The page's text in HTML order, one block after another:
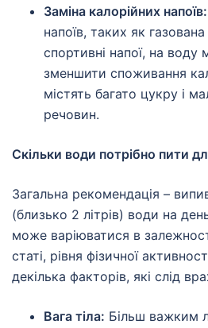
Заміна калорійних напоїв:
напоїв, таких як
спортивні напої, на воду
зменшити споживання
містять багато цукру і
речовин.
Скільки води потрібно пити
Загальна рекомендація –
(близько 2 літрів) води на
може варіюватися в
статі, рівня фізичної
декілька факторів, які слід
Вага тіла: Більш важким